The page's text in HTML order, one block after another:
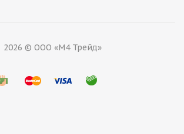
2026 © ООО «М4 Трейд»